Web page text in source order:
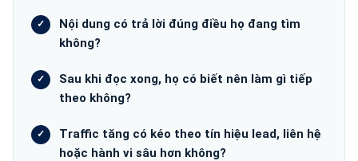
Nội dung có trả lời đúng điều họ đang tìm
không?
Sau khi đọc xong, họ có biết nên làm gì tiếp
theo không?
Traffic tăng có kéo theo tín hiệu lead, liên hệ
hoặc hành vi sâu hơn không?